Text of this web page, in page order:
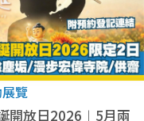
覽
開放日2026︱5月兩